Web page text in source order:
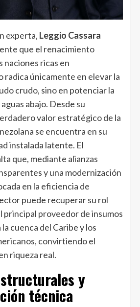
experta, Leggio Cassara
que el renacimiento
naciones ricas en
radica únicamente en elevar la
crudo, sino en potenciar la
abajo. Desde su
valor estratégico de la
se encuentra en su
instalada latente. El
que, mediante alianzas
y una modernización
en la eficiencia de
puede recuperar su rol
principal proveedor de insumos
cuenca del Caribe y los
convirtiendo el
riqueza real.
y
técnica